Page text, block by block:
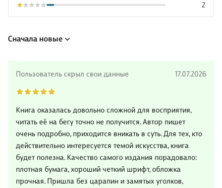
2
Сначала новые
Пользователь скрыл свои данные 17.07.2026
Книга оказалась довольно сложной для восприятия,
читать её на бегу точно не получится. Автор пишет
очень подробно, приходится вникать в суть. Для тех, кто
действительно интересуется темой искусства, книга
будет полезна. Качество самого издания порадовало:
плотная бумага, хороший четкий шрифт, обложка
прочная. Пришла без царапин и замятых уголков,